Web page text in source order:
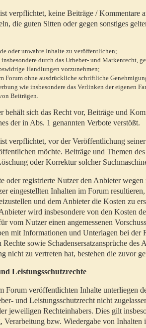
verpflichtet, keine Beiträge / Kommentare
die guten Sitten oder gegen sonstiges
oder unwahre Inhalte zu veröffentlichen;
durch das Urheber- und Markenrecht,
Handlungen vorzunehmen;
Forum ohne ausdrückliche schriftliche
wie insbesondere das Verlinken der eigenen
Beiträgen.
behält sich das Recht vor, Beiträge und
der in Abs. 1 genannten Verbote verstößt.
verpflichtet, vor der Veröffentlichung
möchte. Beiträge und Themen
oder Korrektur solcher
oder registrierte Nutzer den Anbieter
eingestellten Inhalten im Forum
und dem Anbieter die Kosten zu
wird insbesondere von den Kosten
vom Nutzer einen angemessenen
mit Informationen und Unterlagen bei
Rechte sowie Schadensersatzansprüche
nicht zu vertreten hat, bestehen die zuvor
Leistungsschutzrechte
Forum veröffentlichten Inhalte unterliegen
und Leistungsschutzrecht nicht
jeweiligen Rechteinhabers. Dies gilt
Verarbeitung bzw. Wiedergabe von